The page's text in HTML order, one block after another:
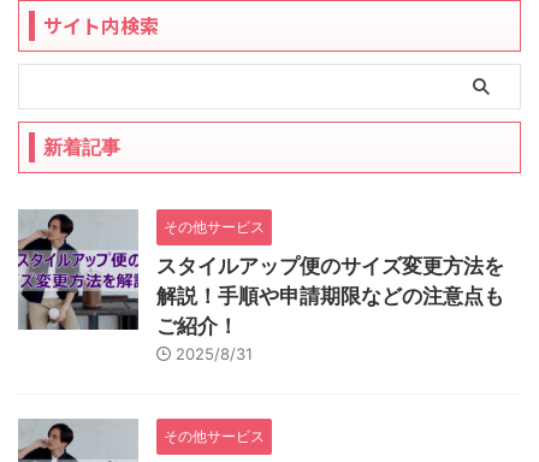
サイト内検索
新着記事
その他サービス
スタイルアップ便のサイズ変更方法を
解説！手順や申請期限などの注意点も
ご紹介！
2025/8/31
その他サービス